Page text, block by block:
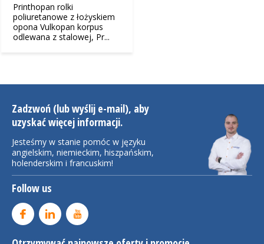
Printhopan rolki
poliuretanowe z łożyskiem
opona Vulkopan korpus
odlewana z stalowej, Pr...
Zadzwoń (lub wyślij e-mail), aby
uzyskać więcej informacji.
Jesteśmy w stanie pomóc w języku
angielskim, niemieckim, hiszpańskim,
holenderskim i francuskim!
Follow us